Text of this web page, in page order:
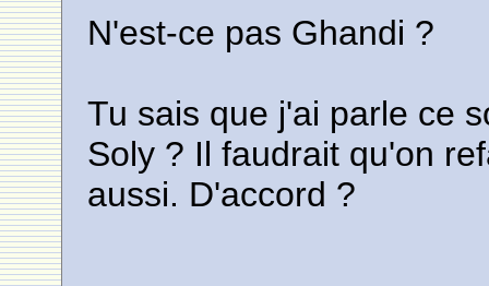
N'est-ce pas Ghandi ?
Tu sais que j'ai parle ce
Soly ? Il faudrait qu'on
aussi. D'accord ?